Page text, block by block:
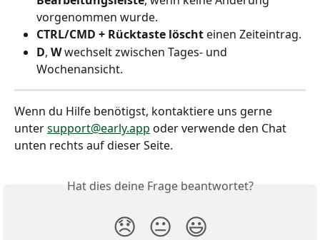
vorgenommen wurde.
CTRL/CMD + Rücktaste löscht einen Zeiteintrag.
D, W wechselt zwischen Tages- und
Wochenansicht.
Wenn du Hilfe benötigst, kontaktiere uns gerne
unter support@early.app oder verwende den Chat
unten rechts auf dieser Seite.
Hat dies deine Frage beantwortet?
😞 😐 😃